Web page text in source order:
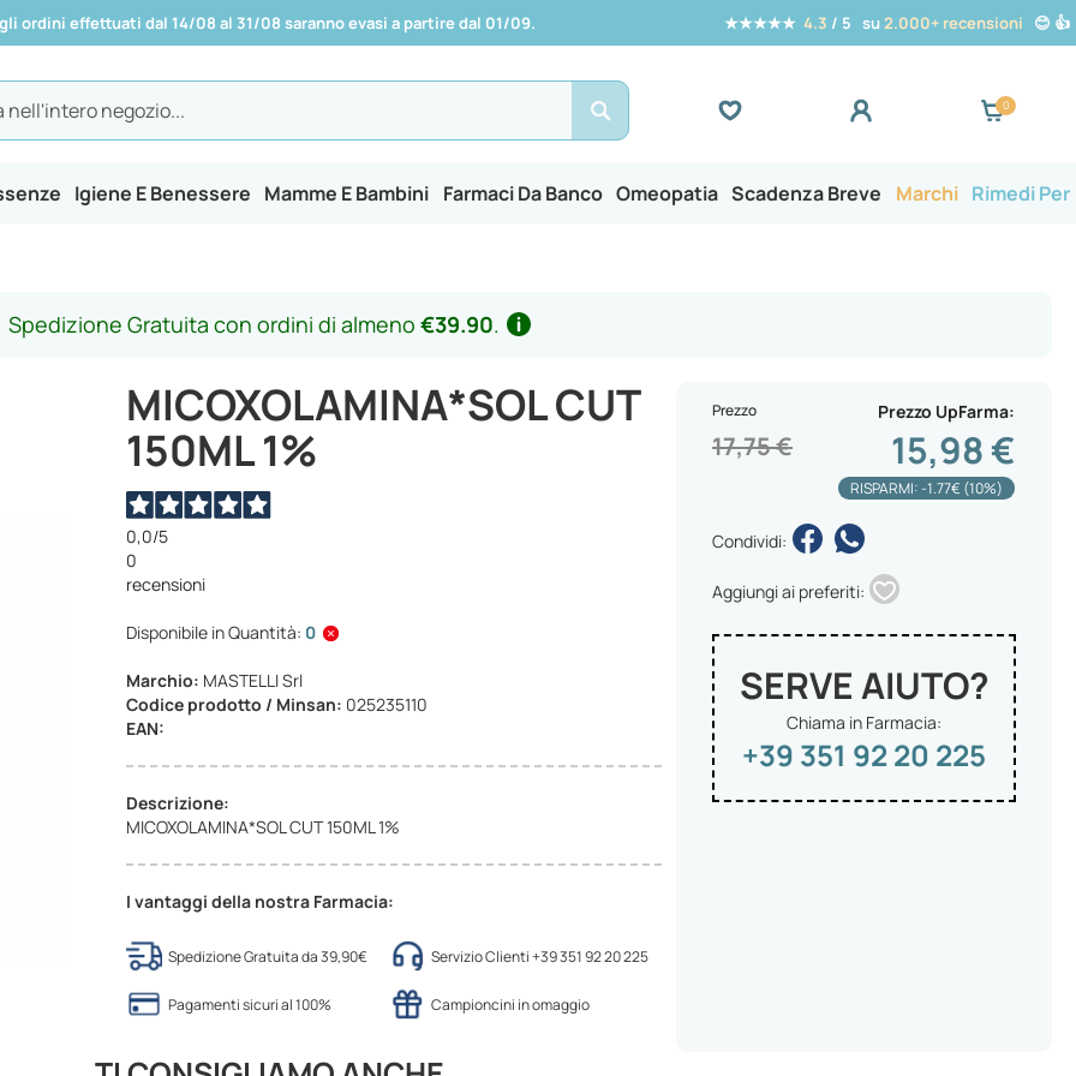
ordini effettuati dal 14/08 al 31/08 saranno evasi a partire dal 01/09. ★★★★★ 4.3 / 5 su2.000+ recensioni 😊 👍
Search
Igiene E Benessere Mamme E Bambini Farmaci Da Banco Omeopatia Scadenza Breve Marchi Rimedi Per
Spedizione Gratuita con ordini di almeno €39.90.
MICOXOLAMINA*SOL CUT
150ML 1%
0,0/5
0
recensioni
Disponibile in Quantità: 0
Marchio: MASTELLI Srl
Codice prodotto / Minsan: 025235110
EAN:
Descrizione:
MICOXOLAMINA*SOL CUT 150ML 1%
I vantaggi della nostra Farmacia:
Spedizione Gratuita da 39,90€ Servizio Clienti +39 351 92 20 225
Pagamenti sicuri al 100% Campioncini in omaggio
Prezzo UpFarma
15,98 €
Prezzo
17,75 €
RISPARMI: -1.77€ (10%)
Condividi:
Aggiungi ai preferiti:
SERVE AIUTO?
Chiama in Farmacia:
+39 351 92 20 225